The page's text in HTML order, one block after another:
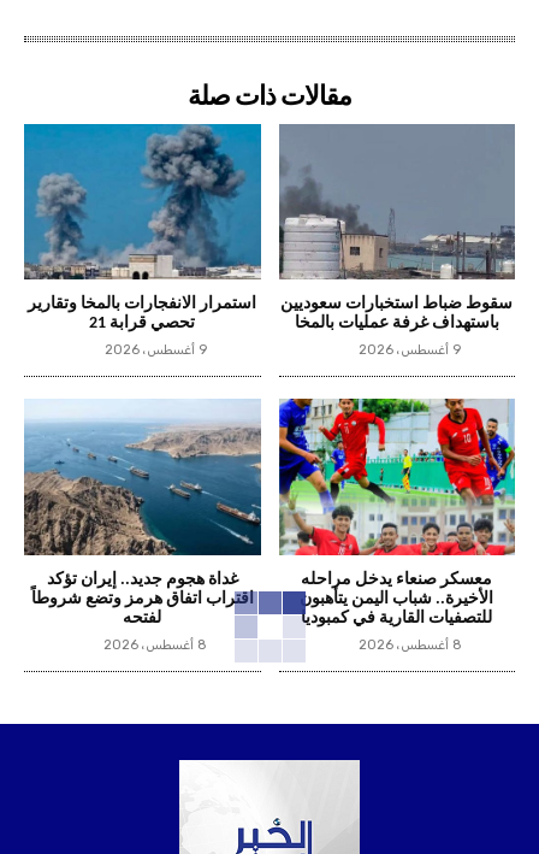
مقالات ذات صلة
سقوط ضباط استخبارات سعوديين
باستهداف غرفة عمليات بالمخا
9 أغسطس، 2026
استمرار الانفجارات بالمخا وتقارير
تحصي قرابة 21
9 أغسطس، 2026
معسكر صنعاء يدخل مراحله
الأخيرة.. شباب اليمن يتأهبون
للتصفيات القارية في كمبوديا
8 أغسطس، 2026
غداة هجوم جديد.. إيران تؤكد
اقتراب اتفاق هرمز وتضع شروطاً
لفتحه
8 أغسطس، 2026